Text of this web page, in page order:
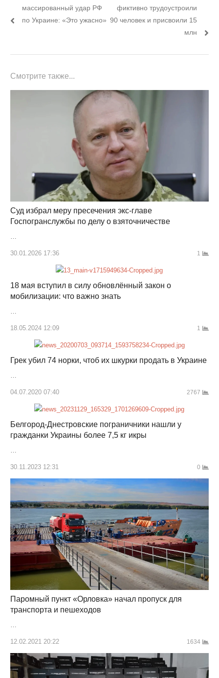
записям
пост:
массированный удар РФ
по Украине: «Это ужасно»
пост:
фиктивно трудоустроили
90 человек и присвоили 15
млн
Смотрите также...
Суд избрал меру пресечения экс-главе
Госпогранслужбы по делу о взяточничестве
…
30.01.2026 17:36 1
18 мая вступил в силу обновлённый закон о
мобилизации: что важно знать
…
18.05.2024 12:09 1
Грек убил 74 норки, чтоб их шкурки продать в Украине
…
04.07.2020 07:40 2767
Белгород-Днестровские пограничники нашли у
гражданки Украины более 7,5 кг икры
30.11.2023 12:31 0
Паромный пункт «Орловка» начал пропуск для
транспорта и пешеходов
…
12.02.2021 20:22 1634